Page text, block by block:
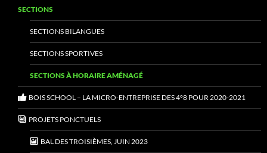
SECTIONS
SECTIONS BILANGUES
SECTIONS SPORTIVES
SECTIONS À HORAIRE AMÉNAGÉ
BOIS SCHOOL – LA MICRO-ENTREPRISE DES 4°8 POUR 2020-2021
PROJETS PONCTUELS
BAL DES TROISIÈMES, JUIN 2023